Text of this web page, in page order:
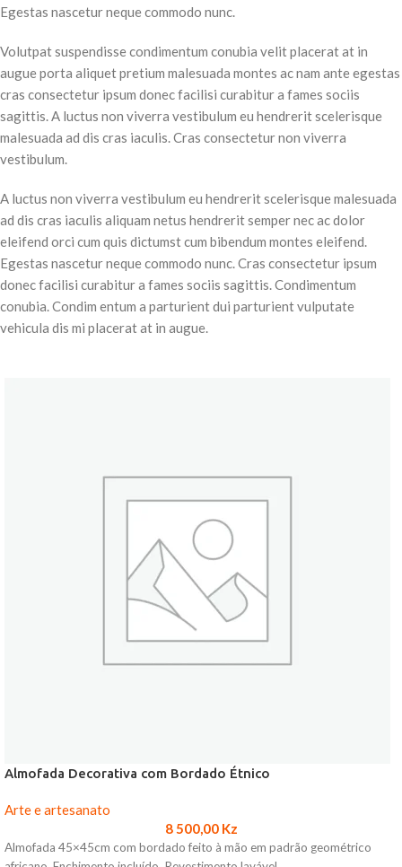
Egestas nascetur neque commodo nunc.
Volutpat suspendisse condimentum conubia velit placerat at in
augue porta aliquet pretium malesuada montes ac nam ante egestas
cras consectetur ipsum donec facilisi curabitur a fames sociis
sagittis. A luctus non viverra vestibulum eu hendrerit scelerisque
malesuada ad dis cras iaculis. Cras consectetur non viverra
vestibulum.
A luctus non viverra vestibulum eu hendrerit scelerisque malesuada
ad dis cras iaculis aliquam netus hendrerit semper nec ac dolor
eleifend orci cum quis dictumst cum bibendum montes eleifend.
Egestas nascetur neque commodo nunc. Cras consectetur ipsum
donec facilisi curabitur a fames sociis sagittis. Condimentum
conubia. Condim entum a parturient dui parturient vulputate
vehicula dis mi placerat at in augue.
Almofada Decorativa com Bordado Étnico
Arte e artesanato
8 500,00 Kz
Almofada 45×45cm com bordado feito à mão em padrão geométrico